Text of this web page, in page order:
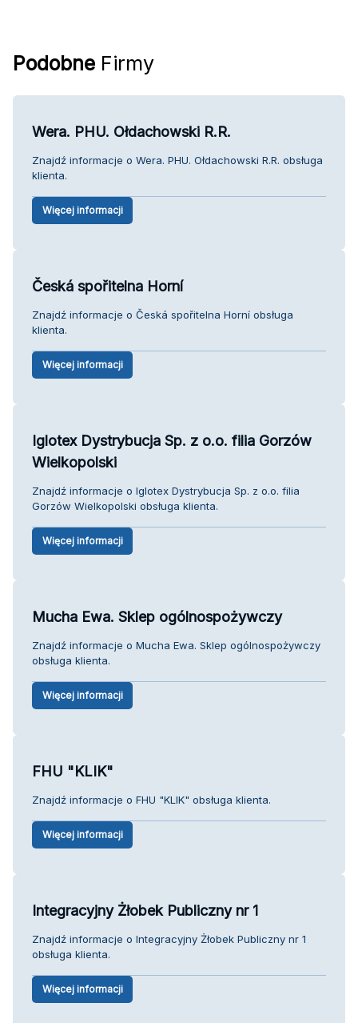
Podobne Firmy
Wera. PHU. Ołdachowski R.R.
Znajdź informacje o Wera. PHU. Ołdachowski R.R. obsługa
klienta.
Więcej informacji
Česká spořitelna Horní
Znajdź informacje o Česká spořitelna Horní obsługa
klienta.
Więcej informacji
Iglotex Dystrybucja Sp. z o.o. filia Gorzów
Wielkopolski
Znajdź informacje o Iglotex Dystrybucja Sp. z o.o. filia
Gorzów Wielkopolski obsługa klienta.
Więcej informacji
Mucha Ewa. Sklep ogólnospożywczy
Znajdź informacje o Mucha Ewa. Sklep ogólnospożywczy
obsługa klienta.
Więcej informacji
FHU "KLIK"
Znajdź informacje o FHU "KLIK" obsługa klienta.
Więcej informacji
Integracyjny Żłobek Publiczny nr 1
Znajdź informacje o Integracyjny Żłobek Publiczny nr 1
obsługa klienta.
Więcej informacji